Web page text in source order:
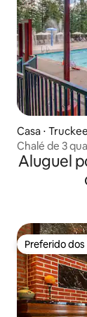
Casa ⋅ Truckee
Chalé de 3
Aluguel
Preferido
Preferido